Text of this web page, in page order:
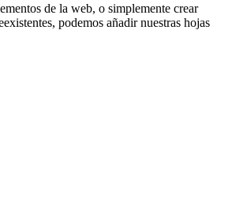
de la web, o simplemente crear
podemos añadir nuestras hojas